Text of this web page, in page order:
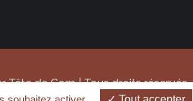
Tête de Com | Tous droits réservés.